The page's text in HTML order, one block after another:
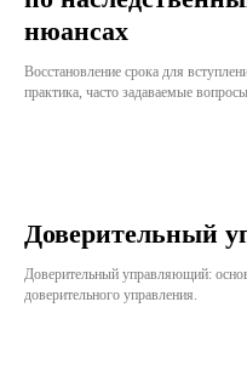
нюансах
Восстановление срока для
практика, часто задаваемые вопросы
Доверительный
Доверительный управляющий:
доверительного управления.